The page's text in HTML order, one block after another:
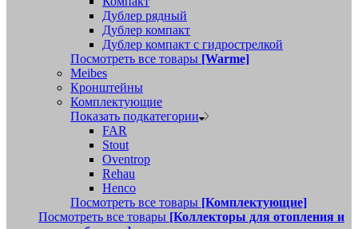
Дублер рядный
Дублер компакт
Дублер компакт с гидрострелкой
Посмотреть все товары [Warme]
Meibes
Кронштейны
Комплектующие
Показать подкатегории
FAR
Stout
Oventrop
Rehau
Henco
Посмотреть все товары [Комплектующие]
Посмотреть все товары [Коллекторы для отопления и